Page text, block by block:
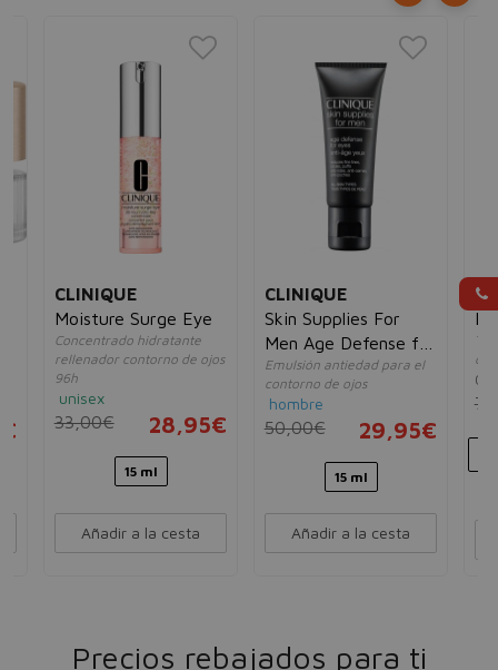
CLINIQUE
Moisture Surge Eye
Concentrado hidratante
rellenador contorno de ojos
96h
unisex
33,00€ 28,95€
15 ml
Añadir a la cesta
CLINIQUE
Skin Supplies For
Men Age Defense for
Eyes
Emulsión antiedad para el
contorno de ojos
hombre
50,00€ 29,95€
15 ml
Añadir a la cesta
01
Precios rebajados para ti